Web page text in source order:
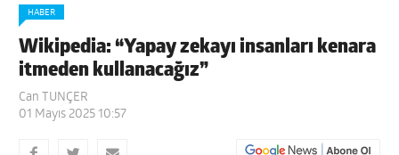
HABER
Wikipedia: “Yapay zekayı insanları kenara
itmeden kullanacağız”
Can TUNÇER
01 Mayıs 2025 10:57